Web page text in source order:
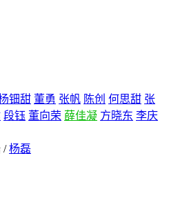
钿甜 董勇 张帆 陈创 何思甜 张
段钰 董向荣 薛佳凝 方晓东 李庆
/杨磊